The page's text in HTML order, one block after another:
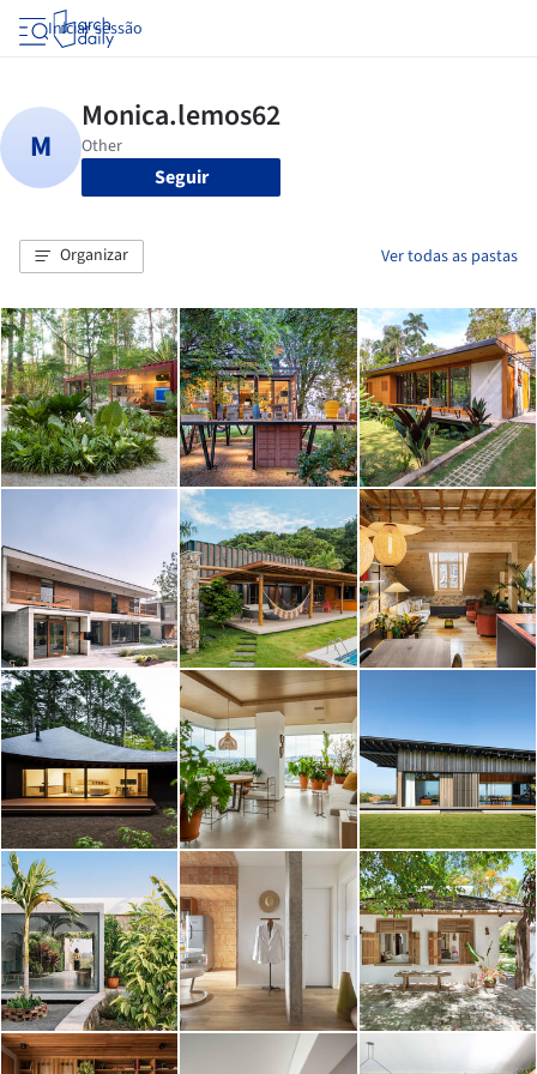
Iniciar sessão
Seguir
Organizar Ver todas as pastas